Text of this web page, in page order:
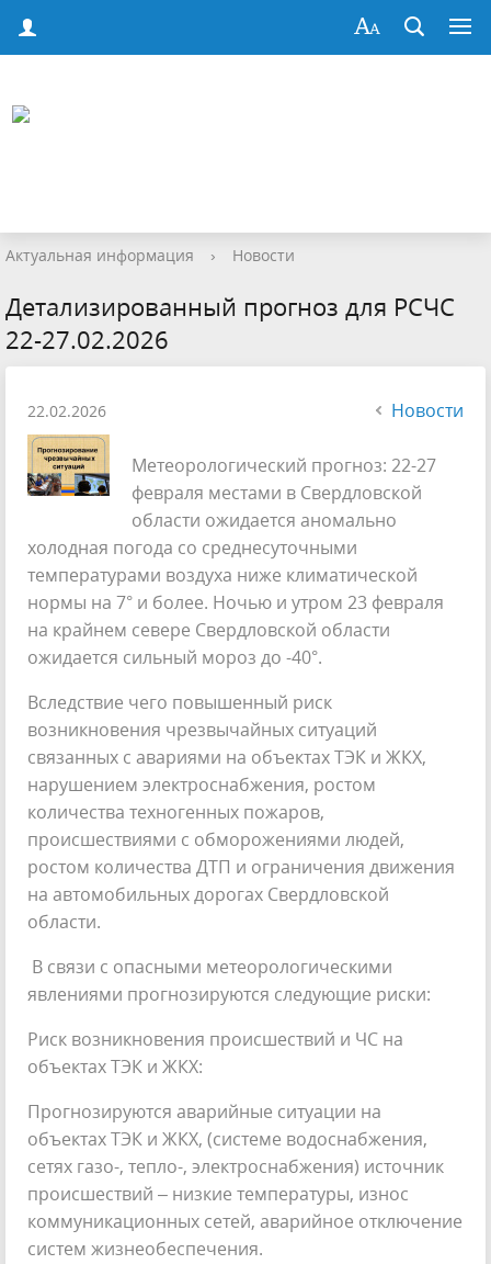
Актуальная информация › Новости
Детализированный прогноз для РСЧС
22-27.02.2026
22.02.2026 Новости
Метеорологический прогноз: 22-27
февраля местами в Свердловской
области ожидается аномально
холодная погода со среднесуточными
температурами воздуха ниже климатической
нормы на 7° и более. Ночью и утром 23 февраля
на крайнем севере Свердловской области
ожидается сильный мороз до -40°.
Вследствие чего повышенный риск
возникновения чрезвычайных ситуаций
связанных с авариями на объектах ТЭК и ЖКХ,
нарушением электроснабжения, ростом
количества техногенных пожаров,
происшествиями с обморожениями людей,
ростом количества ДТП и ограничения движения
на автомобильных дорогах Свердловской
области.
В связи с опасными метеорологическими
явлениями прогнозируются следующие риски:
Риск возникновения происшествий и ЧС на
объектах ТЭК и ЖКХ:
Прогнозируются аварийные ситуации на
объектах ТЭК и ЖКХ, (системе водоснабжения,
сетях газо-, тепло-, электроснабжения) источник
происшествий – низкие температуры, износ
коммуникационных сетей, аварийное отключение
систем жизнеобеспечения.